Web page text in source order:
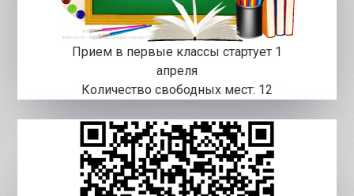
Прием в первые классы стартует 1
апреля
Количество свободных мест: 12